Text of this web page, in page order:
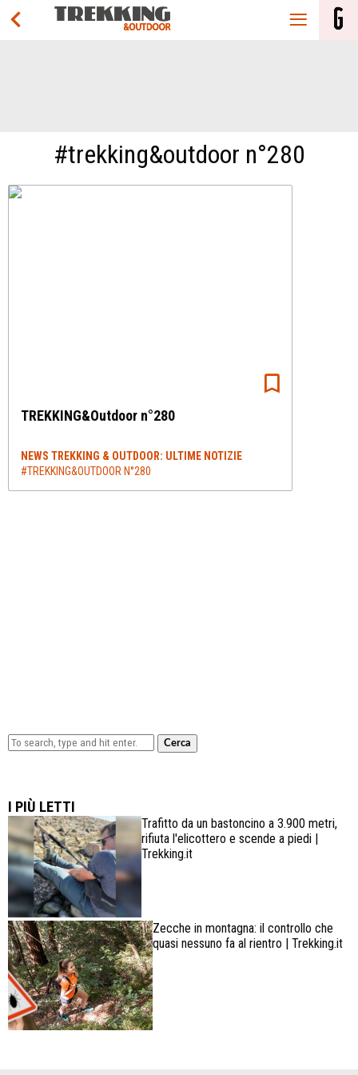
#trekking&outdoor n°280
TREKKING&Outdoor n°280
NEWS TREKKING & OUTDOOR: ULTIME NOTIZIE
#TREKKING&OUTDOOR N°280
Cerca
I PIÙ LETTI
Trafitto da un bastoncino a 3.900 metri,
rifiuta l'elicottero e scende a piedi |
Trekking.it
Zecche in montagna: il controllo che
quasi nessuno fa al rientro | Trekking.it